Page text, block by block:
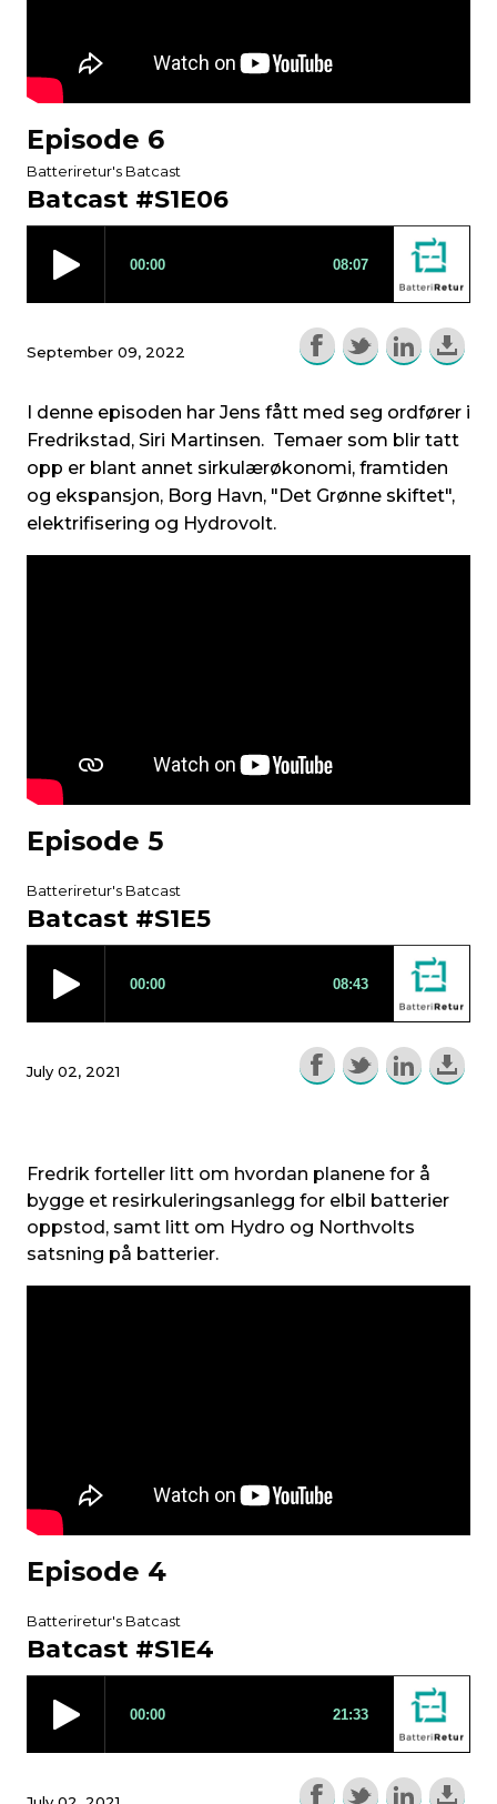
Episode 6
Batteriretur's Batcast
Batcast #S1E06
September 09, 2022
I denne episoden har Jens fått med seg ordfører i
Fredrikstad, Siri Martinsen. Temaer som blir tatt
opp er blant annet sirkulærøkonomi, framtiden
og ekspansjon, Borg Havn, "Det Grønne skiftet",
elektrifisering og Hydrovolt.
Episode 5
Batteriretur's Batcast
Batcast #S1E5
July 02, 2021
Fredrik forteller litt om hvordan planene for å
bygge et resirkuleringsanlegg for elbil batterier
oppstod, samt litt om Hydro og Northvolts
satsning på batterier.
Episode 4
Batteriretur's Batcast
Batcast #S1E4